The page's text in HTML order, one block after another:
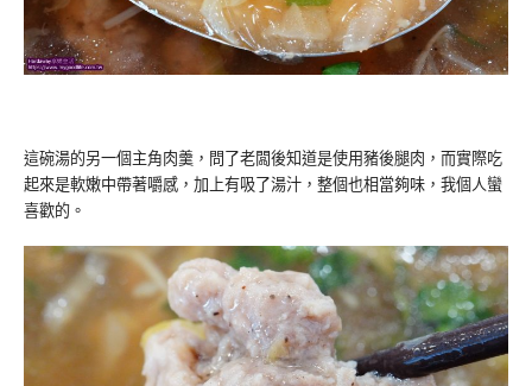
這碗湯的另一個主角肉羹，問了老闆後知道是使用豬後腿肉，而實際吃
起來是軟嫩中帶著嚼感，加上有吸了湯汁，整個也相當夠味，我個人蠻
喜歡的。